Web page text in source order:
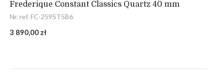
Frederique Constant Classics Quartz 40 mm
Nr. ref. FC-259ST5B6
3 890,00 zł